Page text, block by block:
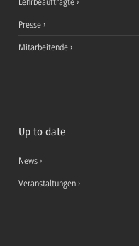
Presse
Mitarbeitende
Up to date
News
Veranstaltungen